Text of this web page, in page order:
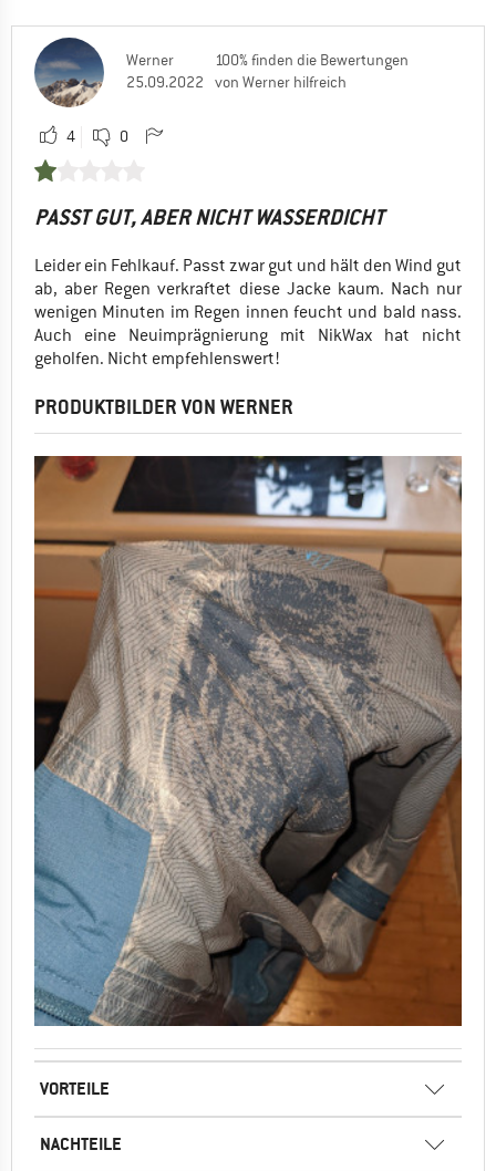
Werner
25.09.2022
100% finden die Bewertungen
von Werner hilfreich
4 0
PASST GUT, ABER NICHT WASSERDICHT
Leider ein Fehlkauf. Passt zwar gut und hält den Wind gut
ab, aber Regen verkraftet diese Jacke kaum. Nach nur
wenigen Minuten im Regen innen feucht und bald nass.
Auch eine Neuimprägnierung mit NikWax hat nicht
geholfen. Nicht empfehlenswert!
PRODUKTBILDER VON WERNER
VORTEILE
NACHTEILE